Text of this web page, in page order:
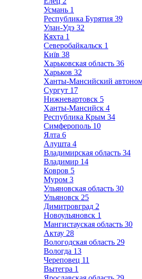
Усмань 1
Республика Бурятия 39
Улан-Удэ 32
Кяхта 1
Северобайкальск 1
Київ 38
Харьковская область 36
Харьков 32
Ханты-Мансийский
Сургут 17
Нижневартовск 5
Ханты-Мансийск 4
Республика Крым 34
Симферополь 10
Ялта 6
Алушта 4
Владимирская область 34
Владимир 14
Ковров 5
Муром 3
Ульяновская область 30
Ульяновск 25
Димитровград 2
Новоульяновск 1
Мангистауская область 30
Актау 28
Вологодская область 29
Вологда 13
Череповец 11
Вытегра 1